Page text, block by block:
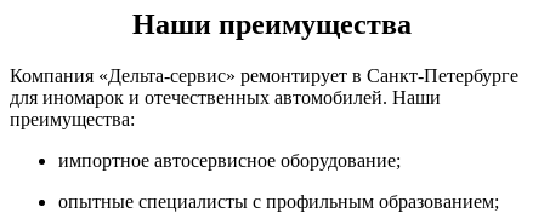
Наши преимущества
Компания «Дельта-сервис» ремонтирует в Санкт-Петербурге
для иномарок и отечественных автомобилей. Наши
преимущества:
импортное автосервисное оборудование;
опытные специалисты с профильным образованием;